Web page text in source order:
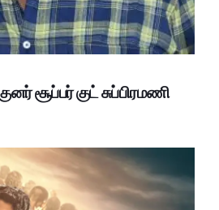
சூப்பர் குட் சுப்பிரமணி